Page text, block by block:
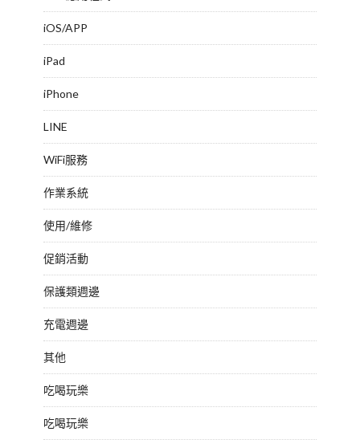
iOS/APP
iPad
iPhone
LINE
WiFi服務
作業系統
使用/維修
促銷活動
保護類週邊
充電週邊
其他
吃喝玩樂
吃喝玩樂